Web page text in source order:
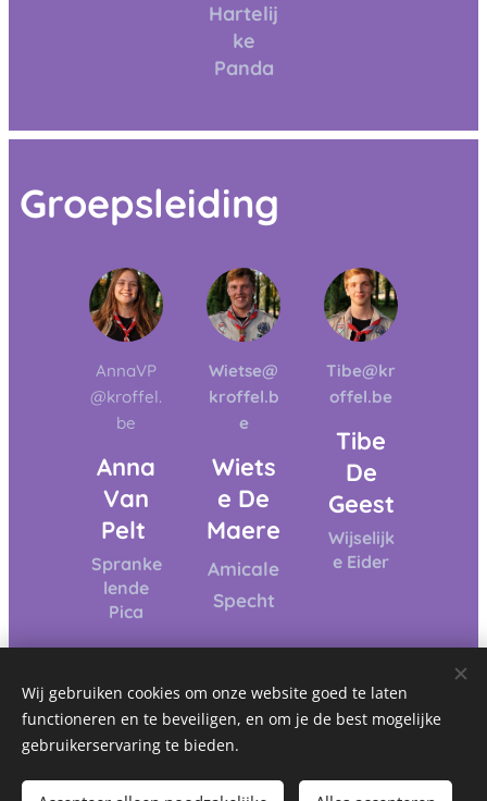
Hartelij
ke
Panda
Groepsleiding
AnnaVP
@kroffel.
be
Anna
Van
Pelt
Spranke
lende
Pica
Wietse@
kroffel.b
e
Wiets
e De
Maere
Amicale
Specht
Tibe@kr
offel.be
Tibe
De
Geest
Wijselijk
e Eider
Wij gebruiken cookies om onze website goed te laten
functioneren en te beveiligen, en om je de best mogelijke
gebruikerservaring te bieden.